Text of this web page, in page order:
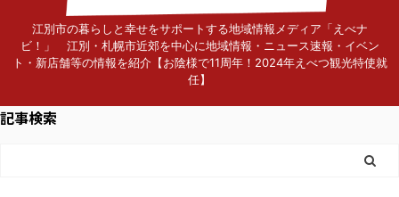
江別市の暮らしと幸せをサポートする地域情報メディア「えべナ
ビ！」 江別・札幌市近郊を中心に地域情報・ニュース速報・イベン
ト・新店舗等の情報を紹介【お陰様で11周年！2024年えべつ観光特使就
任】
記事検索